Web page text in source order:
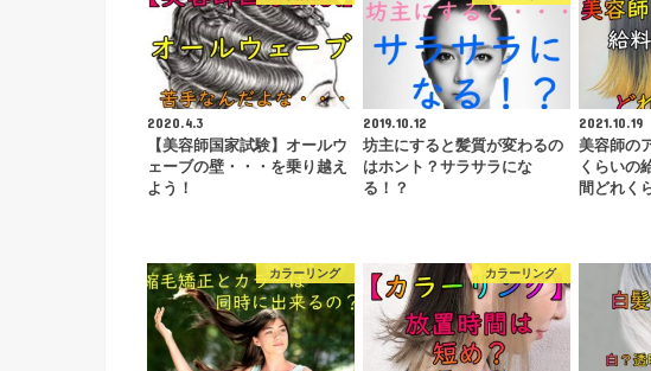
2020.4.3
【美容師国家試験】オールウ
ェーブの壁・・・を乗り越え
よう！
2019.10.12
坊主にすると髪質が変わるの
はホント？サラサラにな
る！？
2021.10.19
美容師の
くらいの
間どれく
カラーリング カラーリング